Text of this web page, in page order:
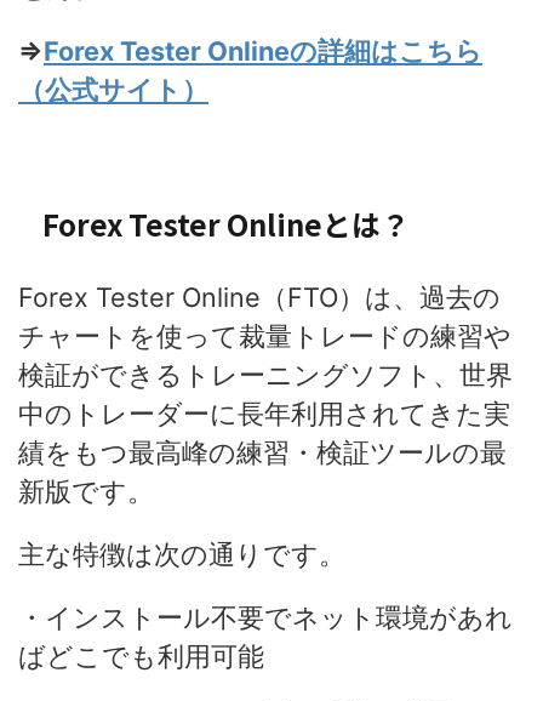
⇒Forex Tester Onlineの詳細はこちら
（公式サイト）
Forex Tester Onlineとは？
Forex Tester Online（FTO）は、過去の
チャートを使って裁量トレードの練習や
検証ができるトレーニングソフト、世界
中のトレーダーに長年利用されてきた実
績をもつ最高峰の練習・検証ツールの最
新版です。
主な特徴は次の通りです。
・インストール不要でネット環境があれ
ばどこでも利用可能